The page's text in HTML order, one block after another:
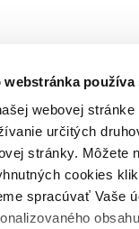
webstránka
webovej
určitých
stránky. Môžete
cookies
spracúvať Vaše